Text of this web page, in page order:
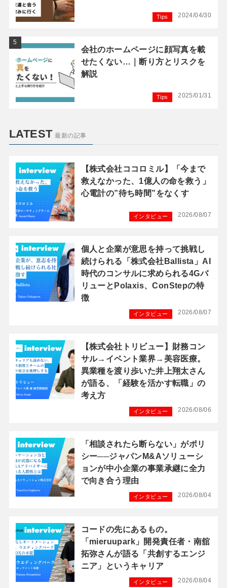
2024/04/30
Tips
会社のホームページに顔写真を載
せたくない…｜断り方とリスクを
解説
2025/01/31
Tips
LATEST 最新の記事
【株式会社ココロミル】「今まで
救えなかった、1億人の命を救う」
心電計の”待ち時間”をなくす
2026/08/07
インタビュー
個人と企業が意思を持って挑戦し
続けられる「株式会社Ballista」AI
時代のコンサルに求められる4Gバ
リューとPolaxis、ConStepの特
徴
2026/08/07
インタビュー
【株式会社トリビュー】財務コン
サル→イベント業界→美容医療。
異業種を渡り歩いた井上翔太さん
が語る、「経験を活かす転職」の
考え方
2026/08/06
インタビュー
「相談されたら断らない」がポリ
シー──ジャパンM&Aソリューシ
ョンが中小企業の事業承継に全力
で向き合う理由
2026/08/04
インタビュー
コードの先にあるもの。
「mieruupark」開発責任者・南舘
拓弥さんが語る「共創するエンジ
ニア」というキャリア
2026/08/04
インタビュー